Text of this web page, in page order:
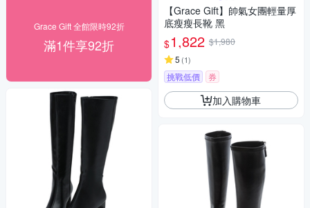
Grace Gift 全館限時92折
滿1件享92折
【Grace Gift】帥氣女團輕量厚
底瘦瘦長靴 黑
$1,822 $1,980
5 (1)
挑戰低價 券
加入購物車